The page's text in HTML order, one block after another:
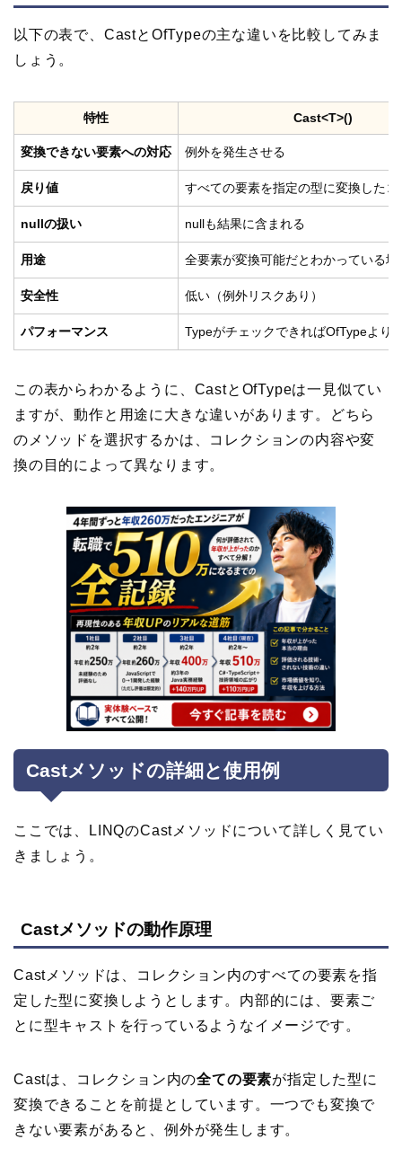
以下の表で、CastとOfTypeの主な違いを比較してみま
しょう。
特性 Cast<T>()
変換できない要素への対応 例外を発生させる
戻り値 すべての要素を指定の型に変換したコ
nullの扱い nullも結果に含まれる
用途 全要素が変換可能だとわかっている場
安全性 低い（例外リスクあり）
パフォーマンス TypeがチェックできればOfTypeより
この表からわかるように、CastとOfTypeは一見似てい
ますが、動作と用途に大きな違いがあります。どちら
のメソッドを選択するかは、コレクションの内容や変
換の目的によって異なります。
Castメソッドの詳細と使用例
ここでは、LINQのCastメソッドについて詳しく見てい
きましょう。
Castメソッドの動作原理
Castメソッドは、コレクション内のすべての要素を指
定した型に変換しようとします。内部的には、要素ご
とに型キャストを行っているようなイメージです。
Castは、コレクション内の全ての要素が指定した型に
変換できることを前提としています。一つでも変換で
きない要素があると、例外が発生します。